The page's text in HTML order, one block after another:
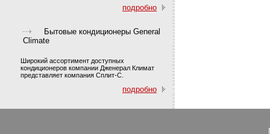
подробно
Бытовые кондиционеры General
Climate
Широкий ассортимент доступных
кондиционеров компании Дженерал Климат
представляет компания Сплит-С.
подробно